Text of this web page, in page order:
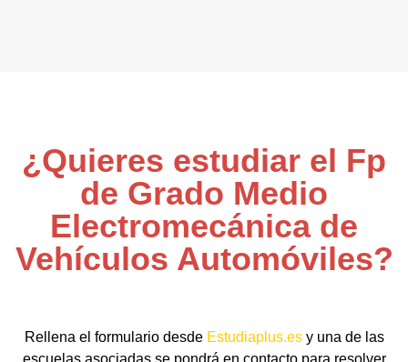
¿Quieres estudiar el Fp
de Grado Medio
Electromecánica de
Vehículos Automóviles?
Rellena el formulario desde Estudiaplus.esy una de las
escuelas asociadas se pondrá en contacto para resolver